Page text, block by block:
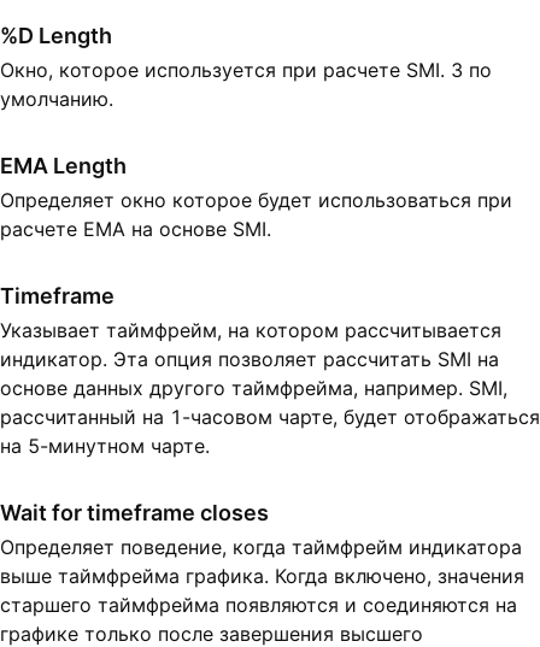
%D Length
Окно, которое используется при расчете SMI. 3 по
умолчанию.
EMA Length
Определяет окно которое будет использоваться при
расчете EMA на основе SMI.
Timeframe
Указывает таймфрейм, на котором рассчитывается
индикатор. Эта опция позволяет рассчитать SMI на
основе данных другого таймфрейма, например. SMI,
рассчитанный на 1-часовом чарте, будет отображаться
на 5-минутном чарте.
Wait for timeframe closes
Определяет поведение, когда таймфрейм индикатора
выше таймфрейма графика. Когда включено, значения
старшего таймфрейма появляются и соединяются на
графике только после завершения высшего